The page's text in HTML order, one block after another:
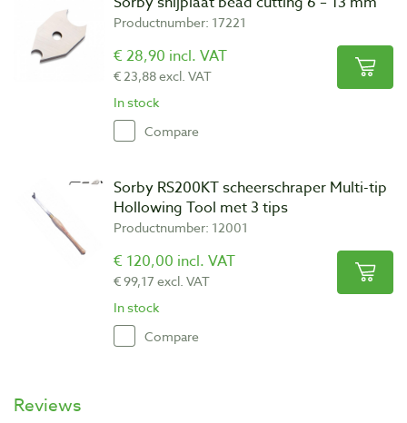
Productnumber: 17221
€ 28,90 incl. VAT
€ 23,88 excl. VAT
In stock
Compare
Sorby RS200KT scheerschraper Multi-tip
Hollowing Tool met 3 tips
Productnumber: 12001
€ 120,00 incl. VAT
€ 99,17 excl. VAT
In stock
Compare
Reviews